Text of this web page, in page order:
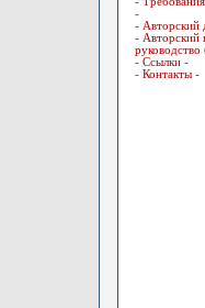
-
- Авторский
- Авторский
руководство
- Ссылки -
- Контакты -